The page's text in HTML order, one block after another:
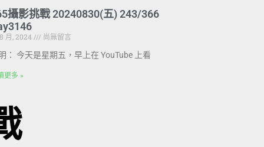
攝影挑戰 20240830(五) 243/366
月, 2024
尚無留言
： 今天是星期五，早上在 YouTube 上看
更多 »